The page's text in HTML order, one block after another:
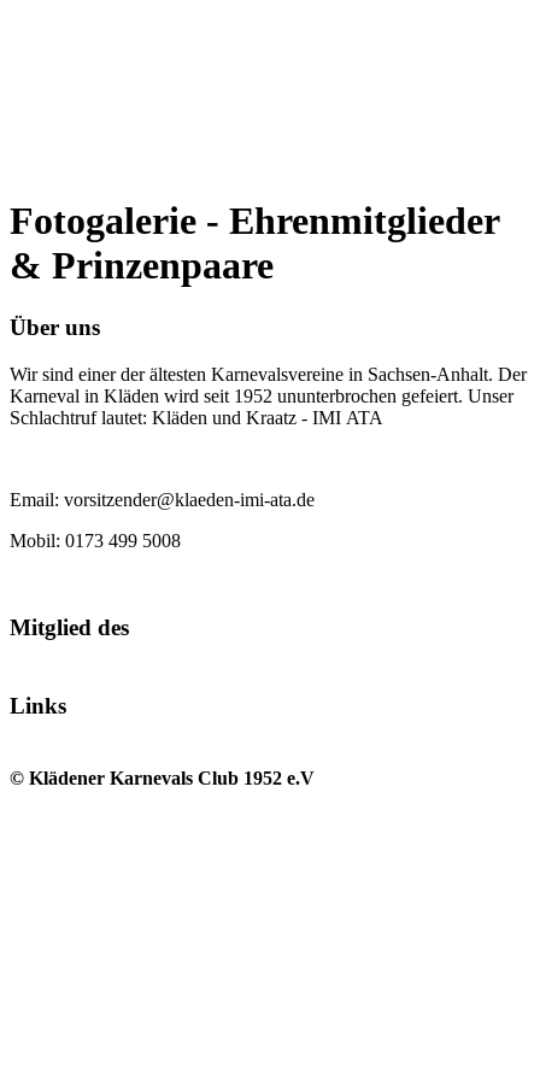
Fotogalerie - Ehrenmitglieder
& Prinzenpaare
Über uns
Wir sind einer der ältesten Karnevalsvereine in Sachsen-Anhalt. Der
Karneval in Kläden wird seit 1952 ununterbrochen gefeiert. Unser
Schlachtruf lautet: Kläden und Kraatz - IMI ATA
Email: vorsitzender@klaeden-imi-ata.de
Mobil: 0173 499 5008
Mitglied des
Links
© Klädener Karnevals Club 1952 e.V